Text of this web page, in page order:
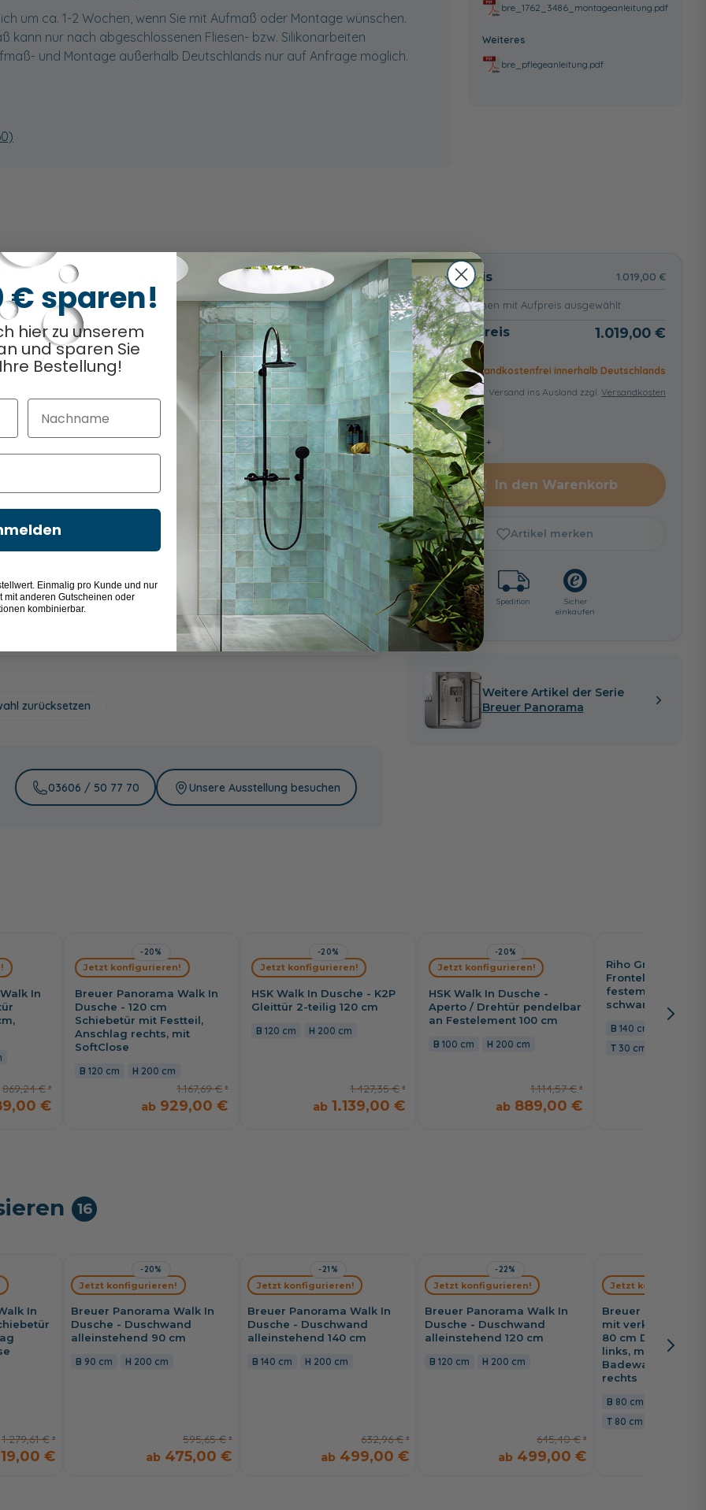
um ca. 1-2 Wochen, wenn Sie mit Aufmaß oder Montage wünschen.
kann nur nach abgeschlossenen Fliesen- bzw. Silikonarbeiten
und Montage außerhalb Deutschlands nur auf Anfrage möglich.
bre_1762_3486_montageanleitung.pdf
Weiteres
bre_pflegeanleitung.pdf
0/ 4 Optionen ausgewählt
Mastercarré
120,00 €
Satiniert
120,00 €
zurücksetzen
03606 / 50 77 70 Unsere Ausstellung besuchen
Basispreis 1.019,00 €
keine Optionen mit Aufpreis ausgewählt
Gesamtpreis 1.019,00 €
Versandkostenfrei innerhalb Deutschlands
Versand ins Ausland zzgl. Versandkosten
− +
In den Warenkorb
Artikel merken
Lieferzeit:
ca. 2 - 3
Wochen
i
Spedition
Sicher
einkaufen
Weitere Artikel der Serie
Breuer Panorama
In
869,24 €
€
-20%
Breuer Panorama Walk In
Dusche - 120 cm
Schiebetür mit Festteil,
Anschlag rechts, mit
SoftClose
120 cm 200 cm
1.167,69 €
929,00 €
Jetzt konfigurieren!
-20%
HSK Walk In Dusche - K2P
Gleittür 2-teilig 120 cm
120 cm 200 cm
1.427,35 €
1.139,00 €
Jetzt konfigurieren!
-20%
HSK Walk In Dusche -
Aperto / Drehtür pendelbar
an Festelement 100 cm
100 cm 200 cm
1.114,57 €
889,00 €
Jetzt konfigurieren!
Riho Grid Walk
Frontelement
festem Seitenteil
schwarz-matt
140 cm
30 cm
16
In
1.279,61 €
€
-20%
Breuer Panorama Walk In
Dusche - Duschwand
alleinstehend 90 cm
90 cm 200 cm
595,65 €
475,00 €
Jetzt konfigurieren!
-21%
Breuer Panorama Walk In
Dusche - Duschwand
alleinstehend 140 cm
140 cm 200 cm
632,96 €
499,00 €
Jetzt konfigurieren!
-22%
Breuer Panorama Walk In
Dusche - Duschwand
alleinstehend 120 cm
120 cm 200 cm
645,40 €
499,00 €
Jetzt konfigurieren!
Breuer Panorama
mit verk.
80 cm Drehfalttür
links, mit
rechts
80 cm
80 cm
Jetzt
€ sparen!
hier zu unserem
und sparen Sie
Bestellung!
Nachname
Einmalig pro Kunde und nur
mit anderen Gutscheinen oder
kombinierbar.